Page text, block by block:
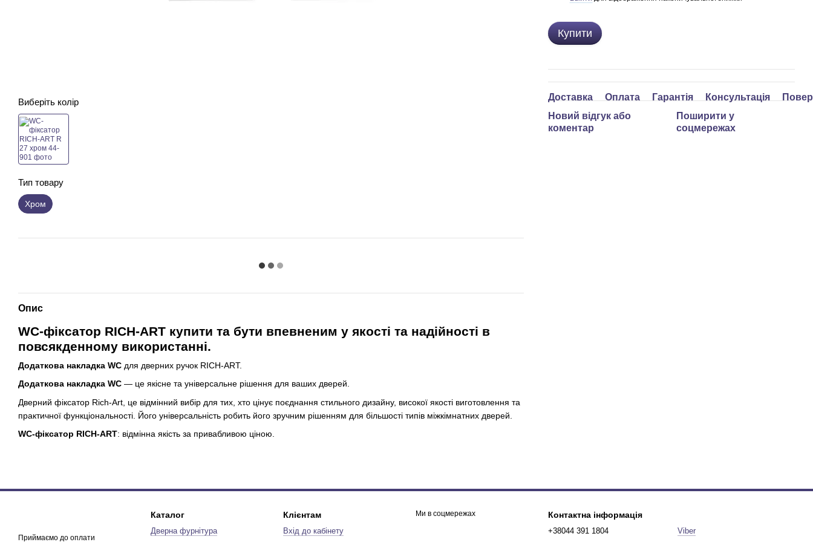
Виберіть колір
Тип товару
Хром
Опис
WC-фіксатор RICH-ART купити та бути впевненим у якості та надійності в
повсякденному використанні.
Додаткова накладка WC для дверних ручок RICH-ART.
Додаткова накладка WC — це якісне та універсальне рішення для ваших дверей.
Дверний фіксатор Rich-Art, це відмінний вибір для тих, хто цінує поєднання стильного дизайну, високої якості виготовлення та
практичної функціональності. Його універсальність робить його зручним рішенням для більшості типів міжкімнатних дверей.
WC-фіксатор RICH-ART: відмінна якість за привабливою ціною.
Купити
Доставка Оплата Гарантія Консультація
Новий відгук або
коментар
Поширити у
соцмережах
Приймаємо до оплати
Каталог
Дверна фурнітура
Клієнтам
Вхід до кабінету
Ми в соцмережах Контактна інформація
+38044 391 1804 Viber